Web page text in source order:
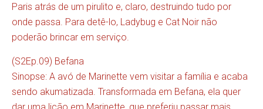
Paris atrás de um pirulito e, claro, destruindo tudo por
onde passa. Para detê-lo, Ladybug e Cat Noir não
poderão brincar em serviço.
(S2Ep.09) Befana
Sinopse: A avó de Marinette vem visitar a família e acaba
sendo akumatizada. Transformada em Befana, ela quer
dar uma lição em Marinette, que preferiu passar mais